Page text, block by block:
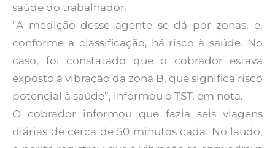
saúde do trabalhador.
“A medição desse agente se dá por zonas, e,
conforme a classificação, há risco à saúde. No
caso, foi constatado que o cobrador estava
exposto à vibração da zona B, que significa risco
potencial à saúde”, informou o TST, em nota.
O cobrador informou que fazia seis viagens
diárias de cerca de 50 minutos cada. No laudo,